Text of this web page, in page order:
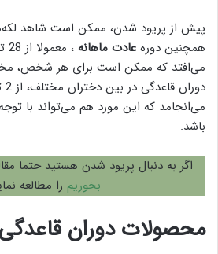
پیش از پریود شدن، ممکن است شاهد
همچنین دوره عادت ماهانه
می‌افتد که ممکن است برای هر شخص،
می‌انجامد که این مورد هم می‌تواند با
باشد.
اگر به دنبال پریود شدن هستید حتما
بخوریم را مطالعه
محصولات دوران